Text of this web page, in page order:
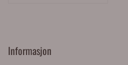
Informasjon